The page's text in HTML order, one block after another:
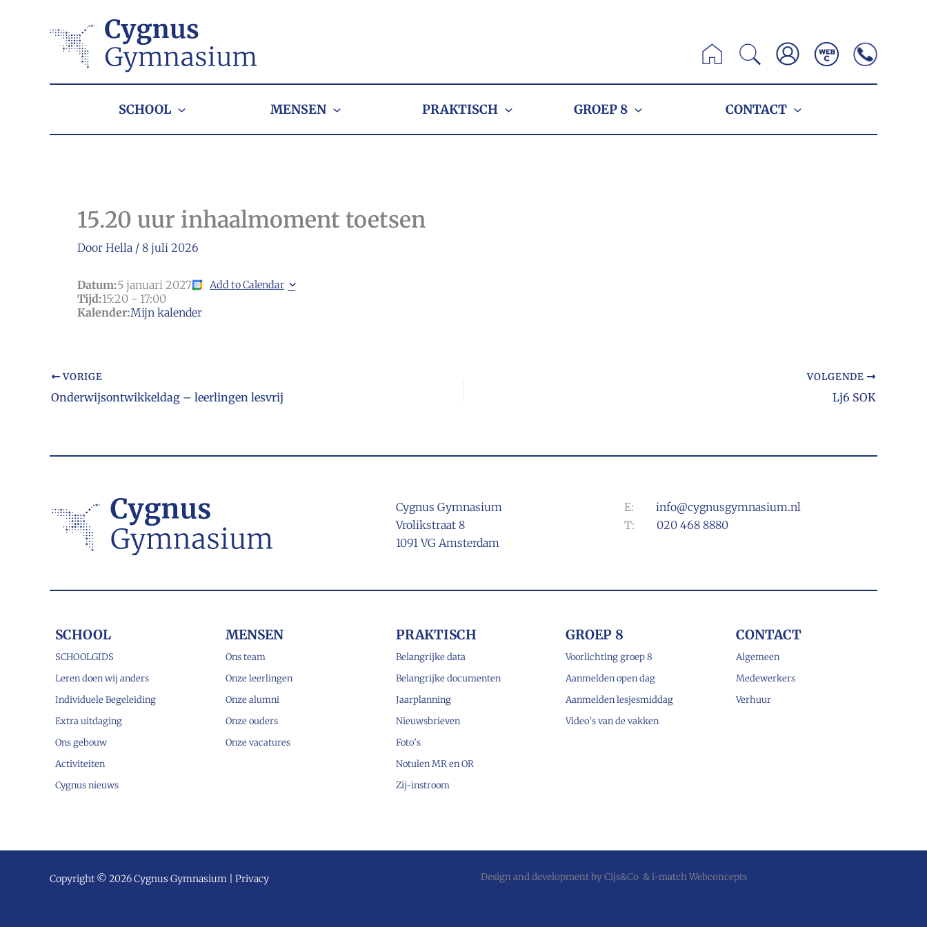
Zoeken
SCHOOL MENSEN PRAKTISCH GROEP 8 CONTACT
15.20 uur inhaalmoment toetsen
Door Hella / 8 juli 2026
Datum:5 januari 2027 Add to Calendar
Tijd:15:20 - 17:00
Kalender:Mijn kalender
VORIGE
Onderwijsontwikkeldag – leerlingen lesvrij
VOLGENDE
Lj6 SOK
Cygnus Gymnasium
Vrolikstraat 8
1091 VG Amsterdam
E:info@cygnusgymnasium.nl
T: 020 468 8880
SCHOOL
SCHOOLGIDS
Leren doen wij anders
Individuele Begeleiding
Extra uitdaging
Ons gebouw
Activiteiten
Cygnus nieuws
MENSEN
Ons team
Onze leerlingen
Onze alumni
Onze ouders
Onze vacatures
PRAKTISCH
Belangrijke data
Belangrijke documenten
Jaarplanning
Nieuwsbrieven
Foto’s
Notulen MR en OR
Zij-instroom
GROEP 8
Voorlichting groep 8
Aanmelden open dag
Aanmelden lesjesmiddag
Video’s van de vakken
CONTACT
Algemeen
Medewerkers
Verhuur
Copyright © 2026 Cygnus Gymnasium | Privacy Design and development by Cijs&Co &i-match Webconcepts